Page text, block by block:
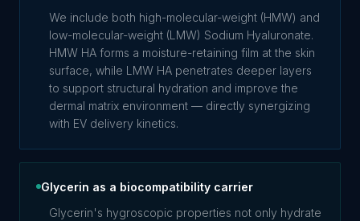
We include both high-molecular-weight (HMW) and
low-molecular-weight (LMW) Sodium Hyaluronate.
HMW HA forms a moisture-retaining film at the skin
surface, while LMW HA penetrates deeper layers
to support structural hydration and improve the
dermal matrix environment — directly synergizing
with EV delivery kinetics.
Glycerin as a biocompatibility carrier
Glycerin's hygroscopic properties not only hydrate